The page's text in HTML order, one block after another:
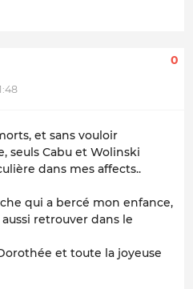
0
et sans vouloir
seuls Cabu et Wolinski
dans mes affects..
qui a bercé mon enfance,
retrouver dans le
et toute la joyeuse